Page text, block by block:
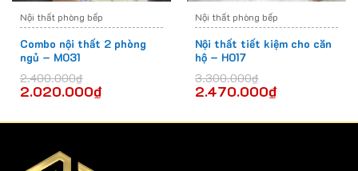
Nội thất phòng bếp
Combo nội thất 2 phòng
ngủ – M031
2.400.000₫
2.020.000₫
Nội thất phòng bếp
Nội thất tiết kiệm cho căn
hộ – H017
3.300.000₫
2.470.000₫